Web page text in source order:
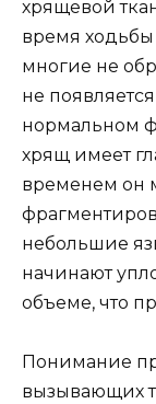
хрящевой
время
многие не
не
нормальном
хрящ имеет
временем он
небольшие
начинают
объеме, что
Понимание
вызывающих